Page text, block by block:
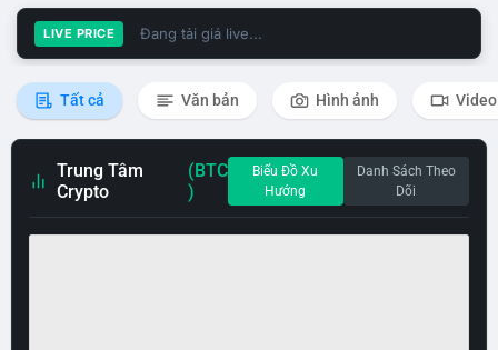
LIVE PRICE Đang tải giá live...
Tất cả Văn bản Hình ảnh Video
Trung Tâm
Crypto
(BTC
)
Biểu Đồ Xu
Hướng
Danh Sách Theo
Dõi